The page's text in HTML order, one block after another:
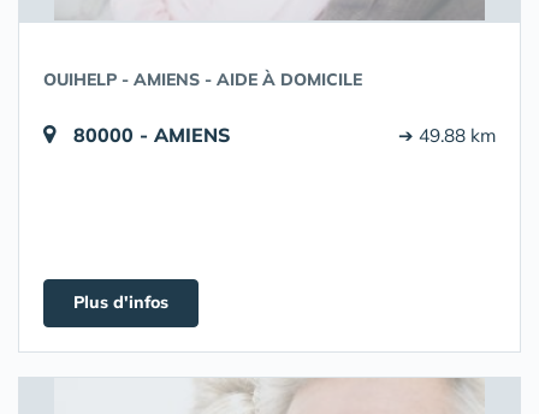
OUIHELP - AMIENS - AIDE À DOMICILE
80000 - AMIENS ➔ 49.88 km
Plus d'infos